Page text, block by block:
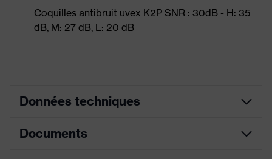
Coquilles antibruit uvex K2P SNR : 30dB - H: 35
dB, M: 27 dB, L: 20 dB
Données techniques
couleur de
Documents